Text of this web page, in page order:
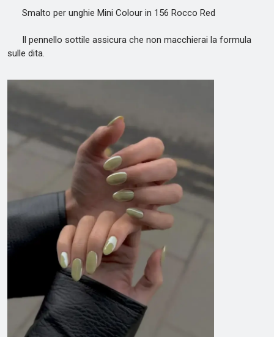
Smalto per unghie Mini Colour in 156 Rocco Red
Il pennello sottile assicura che non macchierai la formula
sulle dita.